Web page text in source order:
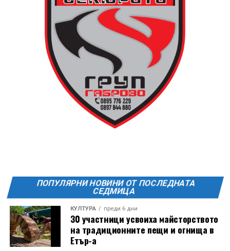
ПОПУЛЯРНИ НОВИНИ ОТ ПОСЛЕДНАТА
СЕДМИЦА
КУЛТУРА преди 6 дни
30 участници усвоиха майсторството
на традиционните пещи и огнища в
Етър-а